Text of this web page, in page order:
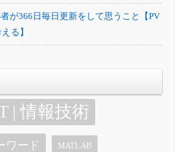
が366日毎日更新をして思うこと【PV
る】
| 情報技術
ワード MATLAB